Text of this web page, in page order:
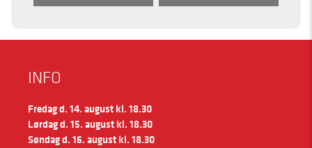
INFO
Fredag d. 14. august kl. 18.30
Lørdag d. 15. august kl. 18.30
Søndag d. 16. august kl. 18.30